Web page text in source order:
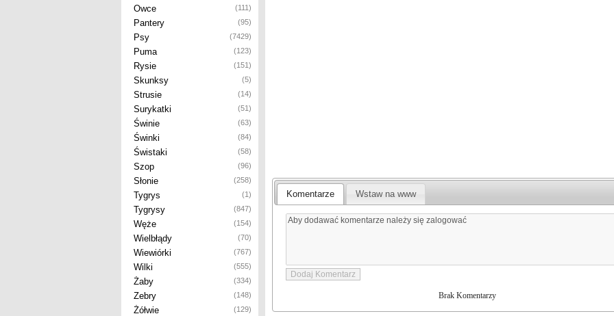
Owce (111)
Pantery (95)
Psy (7429)
Puma (123)
Rysie (151)
Skunksy (5)
Strusie (14)
Surykatki (51)
Świnie (63)
Świnki (84)
Świstaki (58)
Szop (96)
Słonie (258)
Tygrys (1)
Tygrysy (847)
Węże (154)
Wielbłądy (70)
Wiewiórki (767)
Wilki (555)
Żaby (334)
Zebry (148)
Żółwie (129)
Komentarze Wstaw na www
Brak Komentarzy